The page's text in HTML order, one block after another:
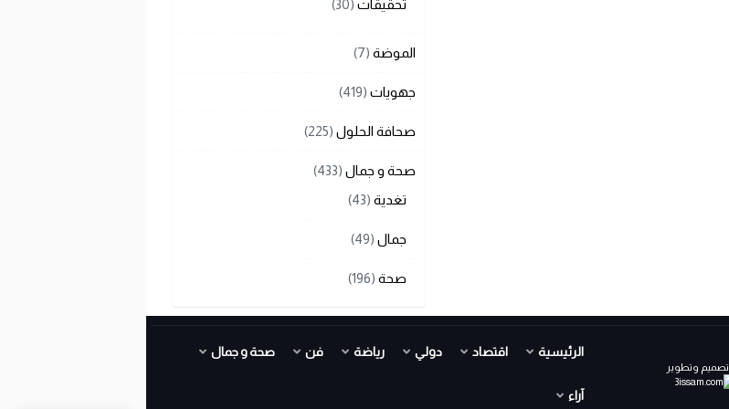
تحقيقات (30)
الموضة (7)
جهويات (419)
صحافة الحلول (225)
صحة و جمال (433)
تغدية (43)
جمال (49)
صحة (196)
تصميم وتطوير
الرئيسية اقتصاد دولي رياضة فن صحة و جمال
آراء